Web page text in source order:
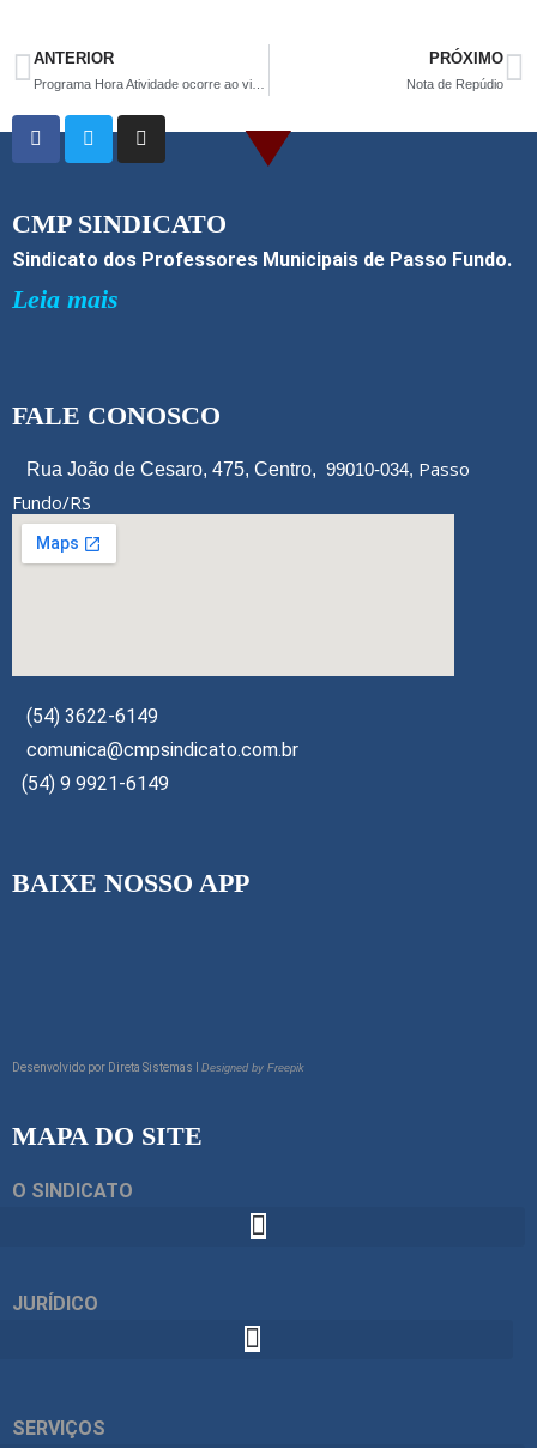
ce
b
o
o
k
tt
er e
ANTERIOR PRÓXIMO
Nota de Repúdio
CMP SINDICATO
Sindicato dos Professores Municipais de Passo Fundo.
Leia mais
FALE CONOSCO
Rua João de Cesaro, 475, Centro, 99010-034, Passo
Fundo/RS
(54) 3622-6149
comunica@cmpsindicato.com.br
(54) 9 9921-6149
BAIXE NOSSO APP
Desenvolvido por Direta Sistemas I Designed by Freepik
MAPA DO SITE
O SINDICATO
JURÍDICO
SERVIÇOS